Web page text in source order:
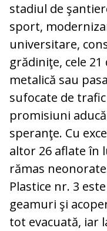
stadiul de
sport,
universitare,
grădiniţe, cele
metalică sau
sufocate de
promisiuni
speranţe. Cu
altor 26 aflate în
rămas
Plastice nr. 3
geamuri şi
tot evacuată, iar